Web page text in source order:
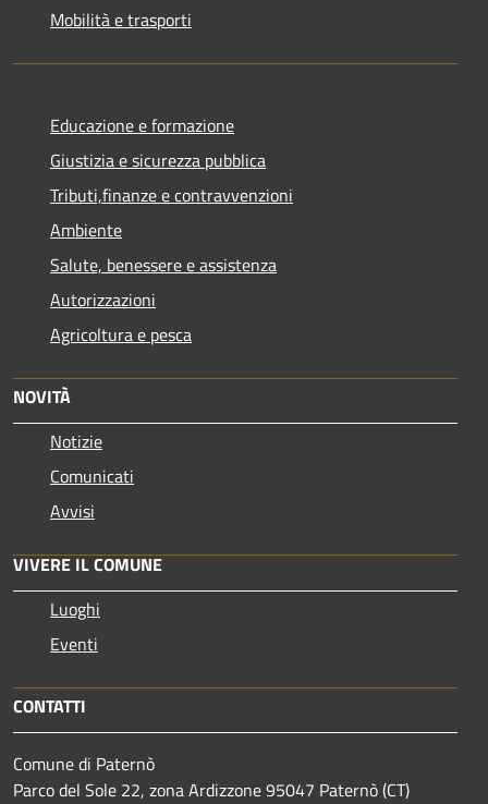
Mobilità e trasporti
Educazione e formazione
Giustizia e sicurezza pubblica
Tributi,finanze e contravvenzioni
Ambiente
Salute, benessere e assistenza
Autorizzazioni
Agricoltura e pesca
NOVITÀ
Notizie
Comunicati
Avvisi
VIVERE IL COMUNE
Luoghi
Eventi
CONTATTI
Comune di Paternò
Parco del Sole 22, zona Ardizzone 95047 Paternò (CT)